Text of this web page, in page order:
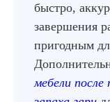
быстро,
завершения
пригодным
мебели